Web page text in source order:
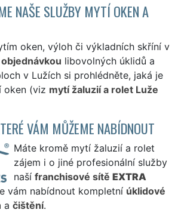
NAŠE SLUŽBY MYTÍ OKEN A
oken, výloh či výkladních skříní v
objednávkou libovolných úklidů a
v Lužích si prohlédněte, jaká je
oken (viz mytí žaluzií a rolet Luže
VÁM MŮŽEME NABÍDNOUT
Máte kromě mytí žaluzií a rolet
zájem i o jiné profesionální služby
naší franchisové sítě EXTRA
vám nabídnout kompletní úklidové
a čištění.